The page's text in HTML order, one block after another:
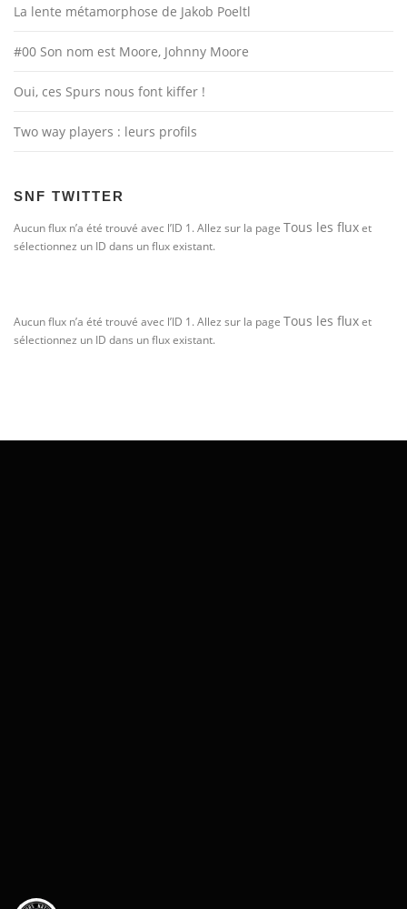
La lente métamorphose de Jakob Poeltl
#00 Son nom est Moore, Johnny Moore
Oui, ces Spurs nous font kiffer !
Two way players : leurs profils
SNF TWITTER
Aucun flux n’a été trouvé avec l’ID 1. Allez sur la page Tous les fluxet
sélectionnez un ID dans un flux existant.
Aucun flux n’a été trouvé avec l’ID 1. Allez sur la page Tous les fluxet
sélectionnez un ID dans un flux existant.